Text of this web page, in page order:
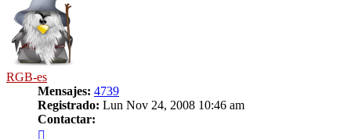
RGB-es
Mensajes: 4739
Registrado: Lun Nov 24, 2008 10:46 am
Contactar: